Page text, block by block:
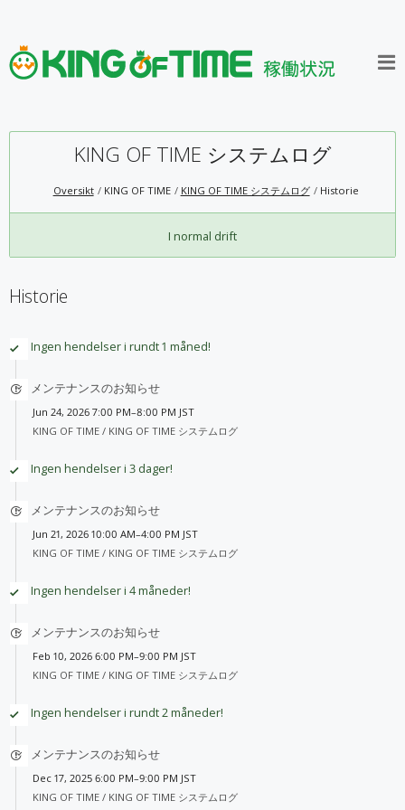
KING OF TIME システムログ
Oversikt KING OF TIME KING OF TIME システムログ Historie
I normal drift
Historie
Ingen hendelser i rundt 1 måned!
メンテナンスのお知らせ
Jun 24, 2026 7:00 PM–8:00 PM JST
KING OF TIME / KING OF TIME システムログ
Ingen hendelser i 3 dager!
メンテナンスのお知らせ
Jun 21, 2026 10:00 AM–4:00 PM JST
KING OF TIME / KING OF TIME システムログ
Ingen hendelser i 4 måneder!
メンテナンスのお知らせ
Feb 10, 2026 6:00 PM–9:00 PM JST
KING OF TIME / KING OF TIME システムログ
Ingen hendelser i rundt 2 måneder!
メンテナンスのお知らせ
Dec 17, 2025 6:00 PM–9:00 PM JST
KING OF TIME / KING OF TIME システムログ